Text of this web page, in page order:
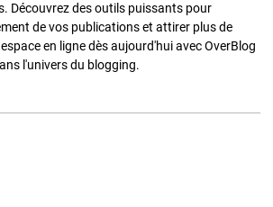
Découvrez des outils puissants pour
de vos publications et attirer plus de
en ligne dès aujourd'hui avec OverBlog
l'univers du blogging.